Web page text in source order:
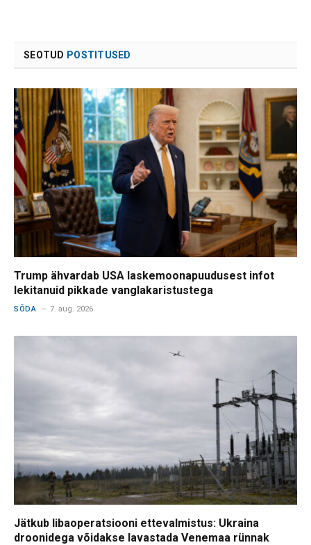
SEOTUD POSTITUSED
Trump ähvardab USA laskemoonapuudusest infot
lekitanuid pikkade vanglakaristustega
SÕDA 7. aug. 2026
Jätkub libaoperatsiooni ettevalmistus: Ukraina
droonidega võidakse lavastada Venemaa rünnak